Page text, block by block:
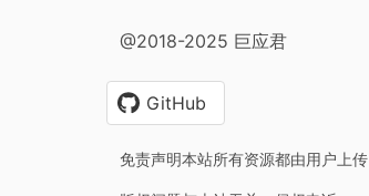
@2018-2025 巨应君
GitHub
免责声明本站所有资源都由用户上传